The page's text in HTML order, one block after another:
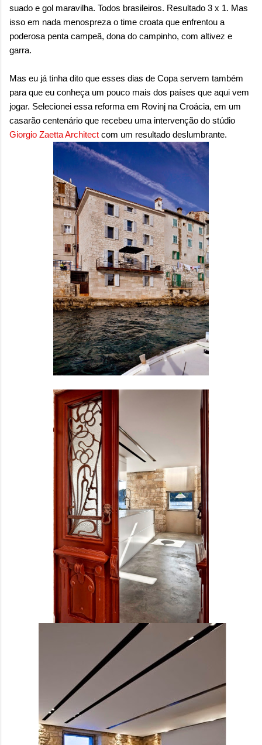
suado e gol maravilha. Todos brasileiros. Resultado 3 x 1. Mas
isso em nada menospreza o time croata que enfrentou a
poderosa penta campeã, dona do campinho, com altivez e
garra.
Mas eu já tinha dito que esses dias de Copa servem também
para que eu conheça um pouco mais dos países que aqui vem
jogar. Selecionei essa reforma em Rovinj na Croácia, em um
casarão centenário que recebeu uma intervenção do stúdio
Giorgio Zaetta Architect com um resultado deslumbrante.